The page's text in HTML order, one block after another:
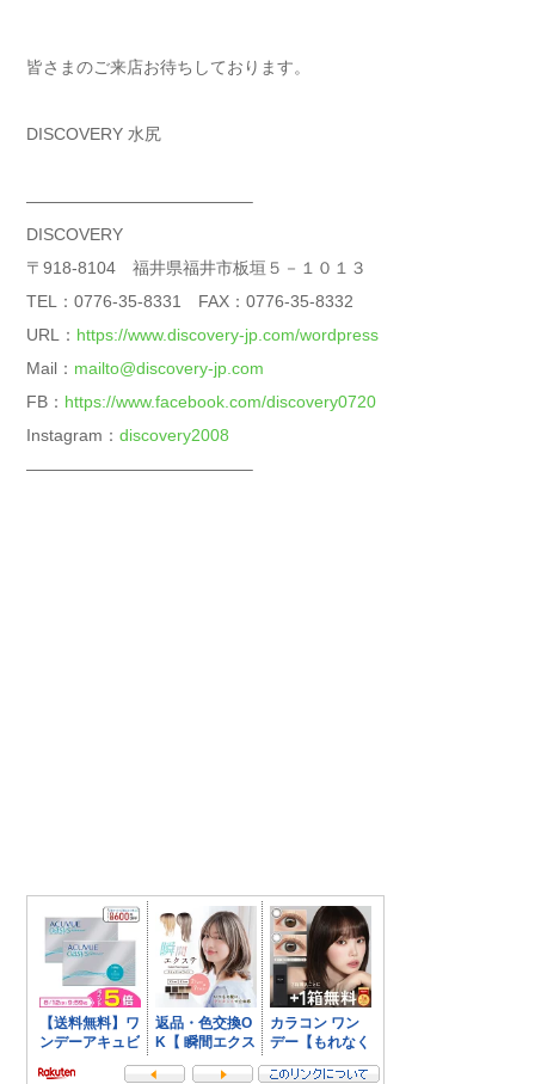
皆さまのご来店お待ちしております。
DISCOVERY 水尻
—————————————–
DISCOVERY
〒918-8104 福井県福井市板垣５－１０１３
TEL：0776-35-8331 FAX：0776-35-8332
URL： https://www.discovery-jp.com/wordpress
Mail： mailto@discovery-jp.com
FB： https://www.facebook.com/discovery0720
Instagram： discovery2008
—————————————–